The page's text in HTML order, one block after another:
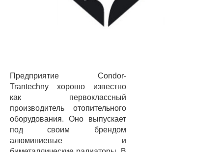
Предприятие Condor-
Trantechny хорошо известно
как первоклассный
производитель отопительного
оборудования. Оно выпускает
под своим брендом
алюминиевые и